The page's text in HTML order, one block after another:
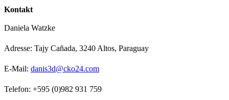
Kontakt
Daniela Watzke
Adresse: Tajy Cañada, 3240 Altos, Paraguay
E-Mail: danis3d@cko24.com
Telefon: +595 (0)982 931 759